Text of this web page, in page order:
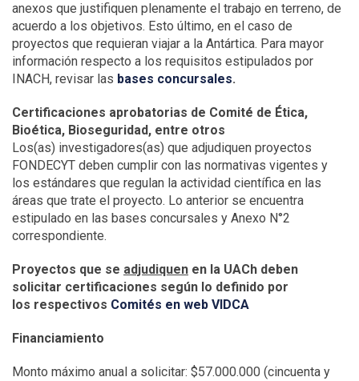
anexos que justifiquen plenamente el trabajo en terreno, de
acuerdo a los objetivos. Esto último, en el caso de
proyectos que requieran viajar a la Antártica. Para mayor
información respecto a los requisitos estipulados por
INACH, revisar las bases concursales.
Certificaciones aprobatorias de Comité de Ética,
Bioética, Bioseguridad, entre otros
Los(as) investigadores(as) que adjudiquen proyectos
FONDECYT deben cumplir con las normativas vigentes y
los estándares que regulan la actividad científica en las
áreas que trate el proyecto. Lo anterior se encuentra
estipulado en las bases concursales y Anexo N°2
correspondiente.
Proyectos que se adjudiquen en la UACh deben
solicitar certificaciones según lo definido por
los respectivos Comités en web VIDCA
Financiamiento
Monto máximo anual a solicitar: $57.000.000 (cincuenta y